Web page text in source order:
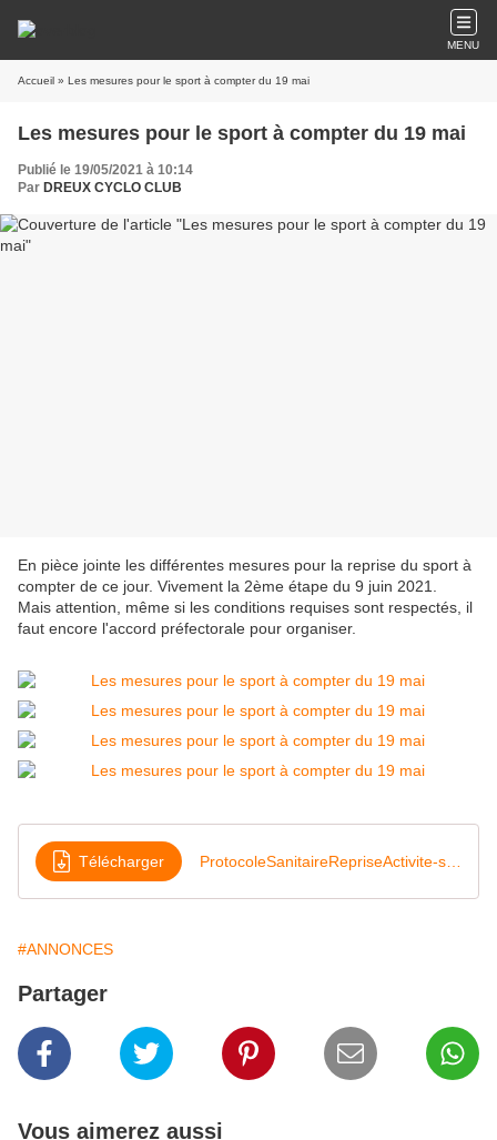
MENU
Accueil » Les mesures pour le sport à compter du 19 mai
Les mesures pour le sport à compter du 19 mai
Publié le 19/05/2021 à 10:14
Par DREUX CYCLO CLUB
En pièce jointe les différentes mesures pour la reprise du sport à
compter de ce jour. Vivement la 2ème étape du 9 juin 2021.
Mais attention, même si les conditions requises sont respectés, il
faut encore l'accord préfectorale pour organiser.
Télécharger
#ANNONCES
Partager
Vous aimerez aussi